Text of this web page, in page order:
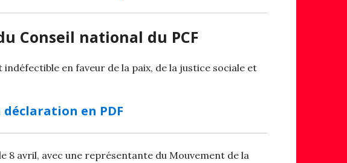
Conseil national du PCF
en faveur de la paix, de la justice sociale et
déclaration en PDF
8 avril, avec une représentante du Mouvement de la